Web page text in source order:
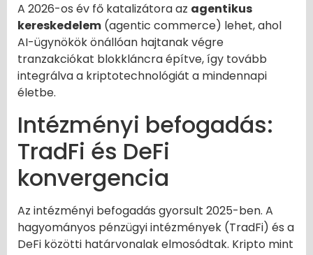
A 2026-os év fő katalizátora az agentikus
kereskedelem (agentic commerce) lehet, ahol
AI-ügynökök önállóan hajtanak végre
tranzakciókat blokkláncra építve, így tovább
integrálva a kriptotechnológiát a mindennapi
életbe.
Intézményi befogadás:
TradFi és DeFi
konvergencia
Az intézményi befogadás gyorsult 2025-ben. A
hagyományos pénzügyi intézmények (TradFi) és a
DeFi közötti határvonalak elmosódtak. Kripto mint